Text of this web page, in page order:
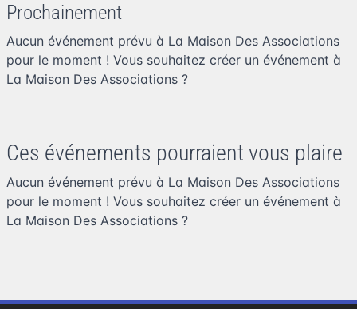
Prochainement
Aucun événement prévu à La Maison Des Associations
pour le moment ! Vous souhaitez créer un événement à
La Maison Des Associations ?
Ces événements pourraient vous plaire
Aucun événement prévu à La Maison Des Associations
pour le moment ! Vous souhaitez créer un événement à
La Maison Des Associations ?